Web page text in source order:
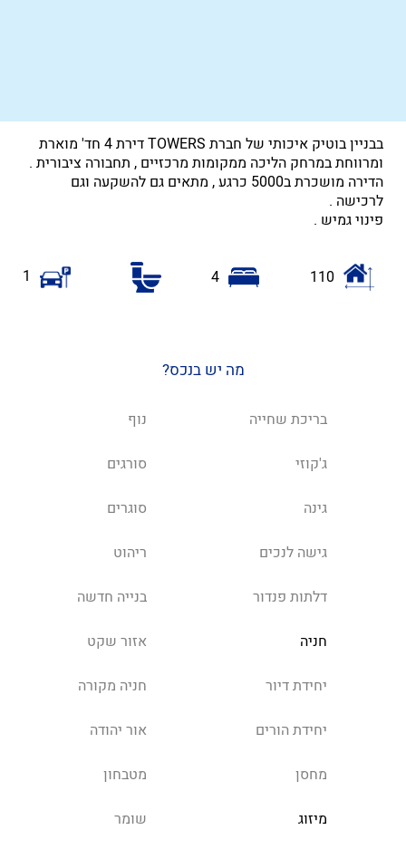
בבניין בוטיק איכותי של חברת TOWERS דירת 4 חד' מוארת
ומרווחת במרחק הליכה ממקומות מרכזיים , תחבורה ציבורית .
הדירה מושכרת ב5000 כרגע , מתאים גם להשקעה וגם
לרכישה .
פינוי גמיש .
110
4
1
מה יש בנכס?
בריכת שחייה נוף
ג'קוזי סורגים
גינה סוגרים
גישה לנכים ריהוט
דלתות פנדור בנייה חדשה
חניה אזור שקט
יחידת דיור חניה מקורה
יחידת הורים אור יהודה
מחסן מטבחון
מיזוג שומר